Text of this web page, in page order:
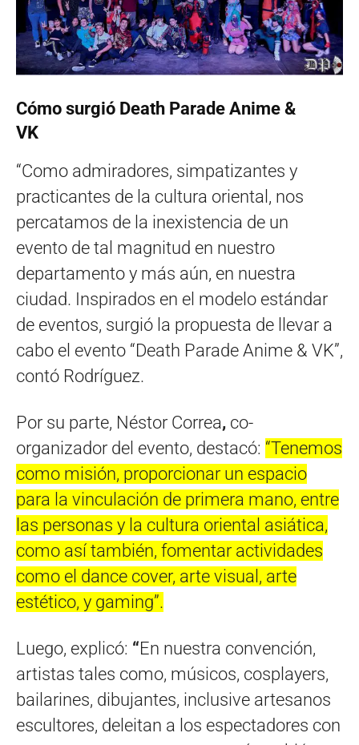
Cómo surgió Death Parade Anime &
VK
“Como admiradores, simpatizantes y
practicantes de la cultura oriental, nos
percatamos de la inexistencia de un
evento de tal magnitud en nuestro
departamento y más aún, en nuestra
ciudad. Inspirados en el modelo estándar
de eventos, surgió la propuesta de llevar a
cabo el evento “Death Parade Anime & VK”,
contó Rodríguez.
Por su parte, Néstor Correa, co-
organizador del evento, destacó: “Tenemos
como misión, proporcionar un espacio
para la vinculación de primera mano, entre
las personas y la cultura oriental asiática,
como así también, fomentar actividades
como el dance cover, arte visual, arte
estético, y gaming”.
Luego, explicó: “En nuestra convención,
artistas tales como, músicos, cosplayers,
bailarines, dibujantes, inclusive artesanos
escultores, deleitan a los espectadores con